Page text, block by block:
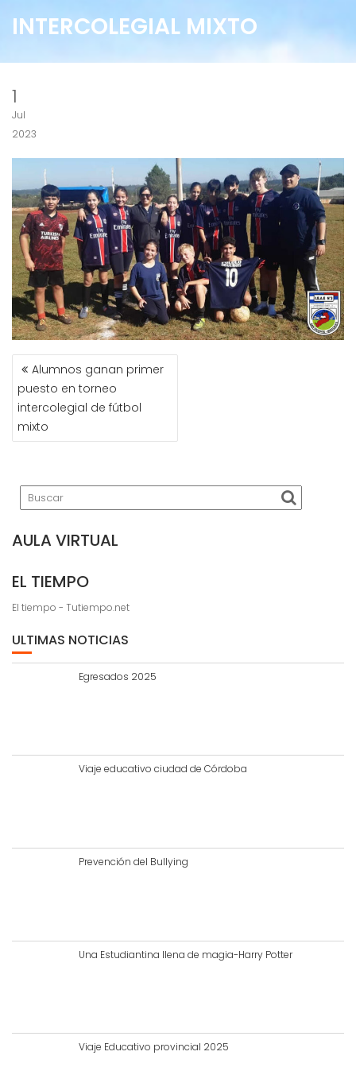
INTERCOLEGIAL MIXTO
1
Jul
2023
NAVEGACIÓN
DE
ENTRADAS
Alumnos ganan primer
puesto en torneo
intercolegial de fútbol
mixto
AULA VIRTUAL
EL TIEMPO
El tiempo - Tutiempo.net
ULTIMAS NOTICIAS
Egresados 2025
Viaje educativo ciudad de Córdoba
Prevención del Bullying
Una Estudiantina llena de magia-Harry Potter
Viaje Educativo provincial 2025